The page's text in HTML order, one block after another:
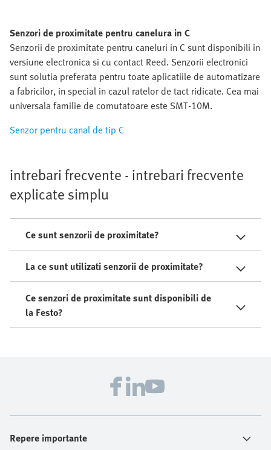
Senzori de proximitate pentru canelura in C
Senzorii de proximitate pentru caneluri in C sunt disponibili in
versiune electronica si cu contact Reed. Senzorii electronici
sunt solutia preferata pentru toate aplicatiile de automatizare
a fabricilor, in special in cazul ratelor de tact ridicate. Cea mai
universala familie de comutatoare este SMT-10M.
Senzor pentru canal de tip C
intrebari frecvente - intrebari frecvente
explicate simplu
Ce sunt senzorii de proximitate?
La ce sunt utilizati senzorii de proximitate?
Ce senzori de proximitate sunt disponibili de
la Festo?
Repere importante